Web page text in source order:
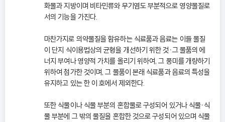
화물과 지방이며 비타민류와 무기염도 부분적으로 영양물질로
서의 기능을 가진다.
마찬가지로 의약물질을 함유하는 식료품과 음료는 이들 물질
이 단지 식이용법상의 균형을 개선하기 위한 것ㆍ그 물품의 에
너지 부여나 영양적 가치를 올리기 위하여, 그 풍미를 개량하기
위하여 첨가한 것이며, 그 물품이 본래 식료품과 음료의 특성을
유지하고 있는 한 이 호에서 제외한다.
또한 식물이나 식물 부분의 혼합물로 구성되어 있거나 식물ㆍ식
물 부분에 그 밖의 물질을 혼합한 것으로 구성되어 있으며 식물